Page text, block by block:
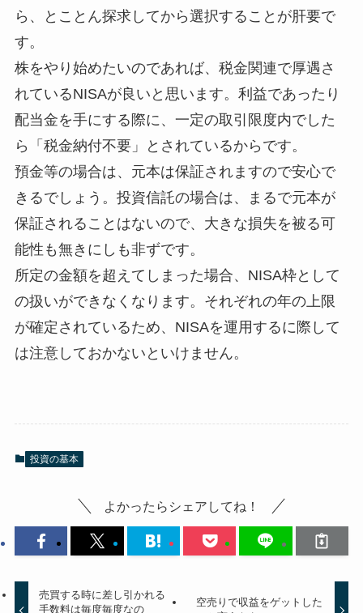
ら、とことん探求してから選択することが肝要で
す。
株をやり始めたいのであれば、税金関連で厚遇さ
れているNISAが良いと思います。利益であったり
配当金を手にする際に、一定の取引限度内でした
ら「税金納付不要」とされているからです。
預金等の場合は、元本は保証されますので安心で
きるでしょう。投資信託の場合は、まるで元本が
保証されることはないので、大きな損失を被る可
能性も無きにしも非ずです。
所定の金額を超えてしまった場合、NISA枠として
の扱いができなくなります。それぞれの年の上限
が確定されているため、NISAを運用するに際して
は注意しておかないといけません。
投資の基本
よかったらシェアしてね！
売買する時に差し引かれる
手数料は毎度毎度なの
空売りで収益をゲットした